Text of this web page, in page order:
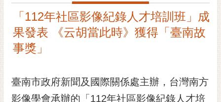
精彩府城
市府動態
「112年社區影像紀錄人才培訓班」成
果發表 《云胡當此時》獲得「臺南故
事獎」
臺南市政府新聞及國際關係處主辦，台灣南方
影像學會承辦的「112年社區影像紀錄人才培